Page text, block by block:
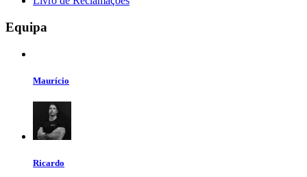
Equipa
Maurício
Ricardo